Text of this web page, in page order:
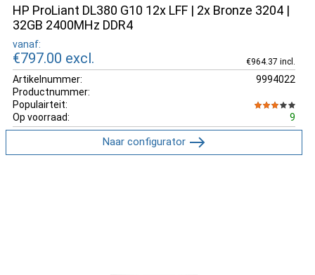
HP ProLiant DL380 G10 12x LFF | 2x Bronze 3204 |
32GB 2400MHz DDR4
vanaf:
€797.00 excl. €964.37 incl.
Artikelnummer:
9994022
Productnummer:
Populairteit:
Op voorraad:
9
Naar configurator